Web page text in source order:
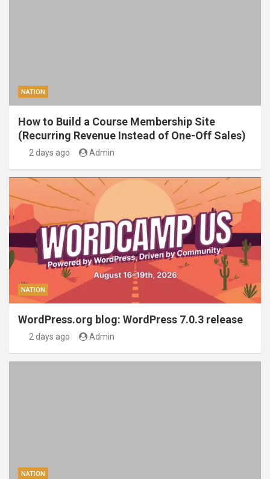
NATION
How to Build a Course Membership Site
(Recurring Revenue Instead of One-Off Sales)
2 days ago Admin
NATION
WordPress.org blog: WordPress 7.0.3 release
2 days ago Admin
NATION